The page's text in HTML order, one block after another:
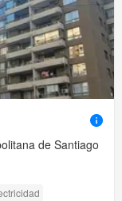
de Santiago